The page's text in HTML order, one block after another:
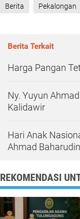
Berita Pekalongan
Berita Terkait
Harga Pangan
Ny. Yuyun
Kalidawir
Hari Anak
Ahmad
REKOMENDASI